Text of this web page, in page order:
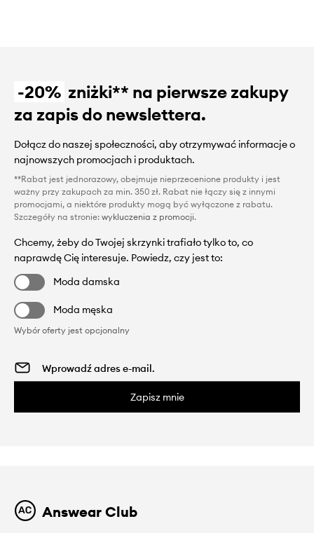
-20% zniżki** na pierwsze zakupy
za zapis do newslettera.
Dołącz do naszej społeczności, aby otrzymywać informacje o
najnowszych promocjach i produktach.
**Rabat jest jednorazowy, obejmuje nieprzecenione produkty i jest
ważny przy zakupach za min. 350 zł. Rabat nie łączy się z innymi
promocjami, a niektóre produkty mogą być wyłączone z rabatu.
Szczegóły na stronie: wykluczenia z promocji.
Chcemy, żeby do Twojej skrzynki trafiało tylko to, co
naprawdę Cię interesuje. Powiedz, czy jest to:
Moda damska
Moda męska
Wybór oferty jest opcjonalny
Zapisz mnie
Answear Club